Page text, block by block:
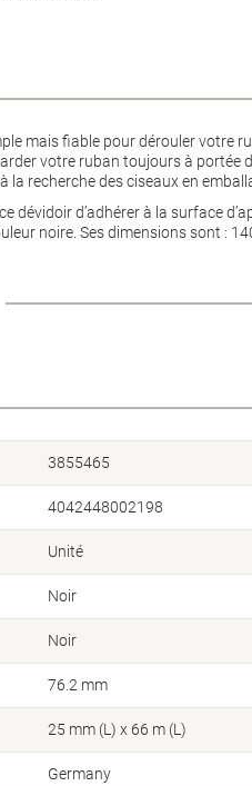
mais fiable pour dérouler votre
votre ruban toujours à portée
la recherche des ciseaux en
dévidoir d’adhérer à la surface
noire. Ses dimensions sont :
3855465
4042448002198
Unité
Noir
Noir
76.2 mm
25 mm (L) x 66 m (L)
Germany